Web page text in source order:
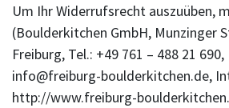
Um Ihr Widerrufsrecht auszuüben,
(Boulderkitchen GmbH, Munzinger
Freiburg, Tel.: +49 761 – 488 21 690,
info@freiburg-boulderkitchen.de,
http://www.freiburg-